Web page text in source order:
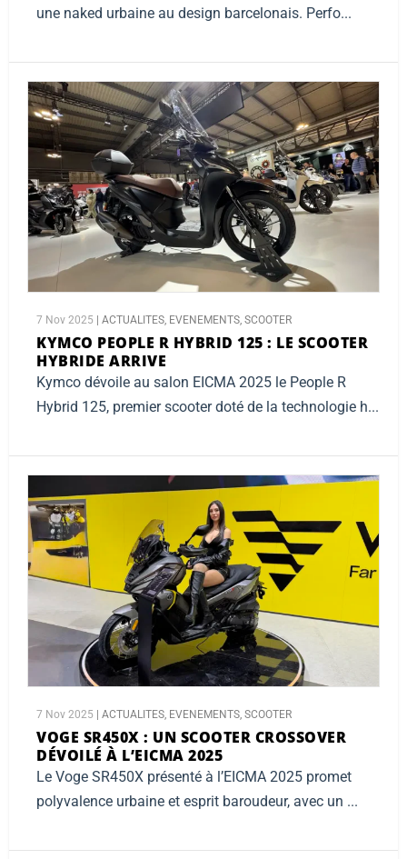
une naked urbaine au design barcelonais. Perfo...
7 Nov 2025 ACTUALITES, EVENEMENTS, SCOOTER
KYMCO PEOPLE R HYBRID 125 : LE SCOOTER
HYBRIDE ARRIVE
Kymco dévoile au salon EICMA 2025 le People R
Hybrid 125, premier scooter doté de la technologie h...
7 Nov 2025 | ACTUALITES EVENEMENTS SCOOTER
VOGE SR450X : UN SCOOTER CROSSOVER
DÉVOILÉ À L’EICMA 2025
Le Voge SR450X présenté à l’EICMA 2025 promet
polyvalence urbaine et esprit baroudeur, avec un ...